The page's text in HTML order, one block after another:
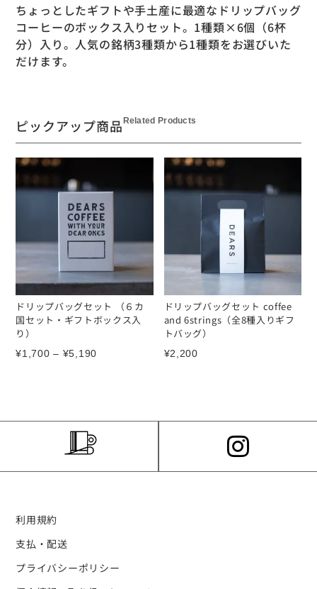
ちょっとしたギフトや手土産に最適なドリップバッグ
コーヒーのボックス入りセット。1種類×6個（6杯
分）入り。人気の銘柄3種類から1種類をお選びいた
だけます。
ピックアップ商品Related Products
ドリップバッグセット （６カ
国セット・ギフトボックス入
り）
¥1,700 – ¥5,190
ドリップバッグセット coffee
and 6strings（全8種入りギフ
トバッグ）
¥2,200
利用規約
支払・配送
プライバシーポリシー